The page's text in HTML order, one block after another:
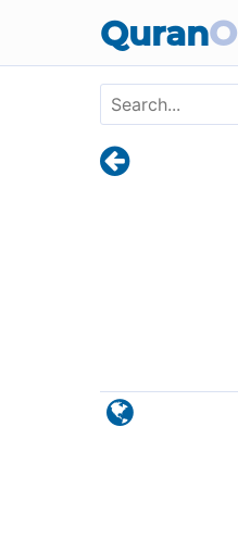
QuranO